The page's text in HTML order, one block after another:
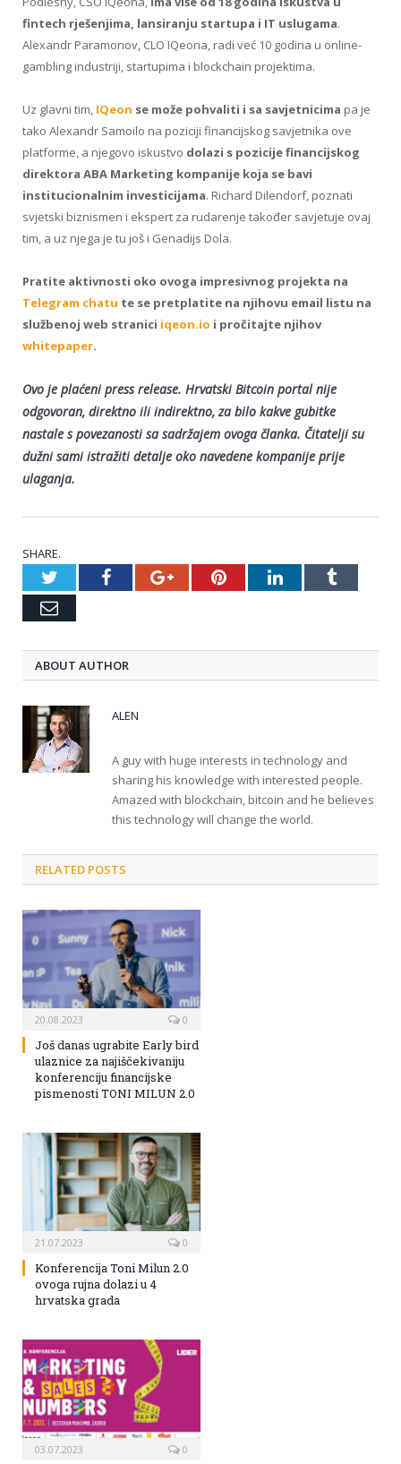
fintech rješenjima, lansiranju startupa i IT uslugama.
Alexandr Paramonov, CLO IQeona, radi već 10 godina u online-
gambling industriji, startupima i blockchain projektima.
Uz glavni tim, IQeon se može pohvaliti i sa savjetnicima pa je
tako Alexandr Samoilo na poziciji financijskog savjetnika ove
platforme, a njegovo iskustvo dolazi s pozicije financijskog
direktora ABA Marketing kompanije koja se bavi
institucionalnim investicijama. Richard Dilendorf, poznati
svjetski biznismen i ekspert za rudarenje također savjetuje ovaj
tim, a uz njega je tu još i Genadijs Dola.
Pratite aktivnosti oko ovoga impresivnog projekta na
Telegram chatu te se pretplatite na njihovu email listu na
službenoj web stranici iqeon.io i pročitajte njihov
whitepaper.
Ovo je plaćeni press release. Hrvatski Bitcoin portal nije
odgovoran, direktno ili indirektno, za bilo kakve gubitke
nastale s povezanosti sa sadržajem ovoga članka. Čitatelji su
dužni sami istražiti detalje oko navedene kompanije prije
ulaganja.
SHARE.
TwitterFacebookGoogle+PinterestLinkedInTumblr
Email
ABOUT AUTHOR
ALEN
A guy with huge interests in technology and
sharing his knowledge with interested people.
Amazed with blockchain, bitcoin and he believes
this technology will change the world.
RELATED POSTS
20.08.2023 0
Još danas ugrabite Early bird
ulaznice za najiščekivaniju
konferenciju financijske
pismenosti TONI MILUN 2.0
21.07.2023 0
Konferencija Toni Milun 2.0
ovoga rujna dolazi u 4
hrvatska grada
03.07.2023 0